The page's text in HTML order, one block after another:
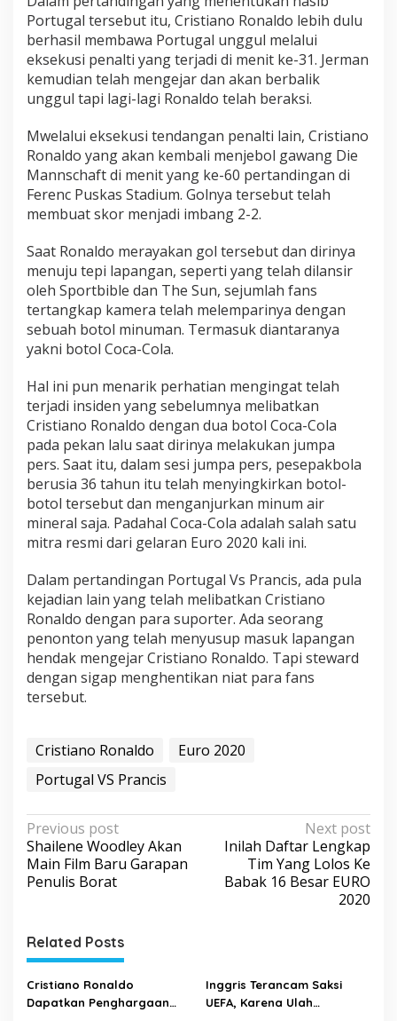
i
T
r
i
b
u
P
e
n
o
n
o
n
Portugal tersebut itu, Cristiano Ronaldo lebih dulu
berhasil membawa Portugal unggul melalui
eksekusi penalti yang terjadi di menit ke-31. Jerman
kemudian telah mengejar dan akan berbalik
unggul tapi lagi-lagi Ronaldo telah beraksi.
Mwelalui eksekusi tendangan penalti lain, Cristiano
Ronaldo yang akan kembali menjebol gawang Die
Mannschaft di menit yang ke-60 pertandingan di
Ferenc Puskas Stadium. Golnya tersebut telah
membuat skor menjadi imbang 2-2.
Saat Ronaldo merayakan gol tersebut dan dirinya
menuju tepi lapangan, seperti yang telah dilansir
oleh Sportbible dan The Sun, sejumlah fans
tertangkap kamera telah melemparinya dengan
sebuah botol minuman. Termasuk diantaranya
yakni botol Coca-Cola.
Hal ini pun menarik perhatian mengingat telah
terjadi insiden yang sebelumnya melibatkan
Cristiano Ronaldo dengan dua botol Coca-Cola
pada pekan lalu saat dirinya melakukan jumpa
pers. Saat itu, dalam sesi jumpa pers, pesepakbola
berusia 36 tahun itu telah menyingkirkan botol-
botol tersebut dan menganjurkan minum air
mineral saja. Padahal Coca-Cola adalah salah satu
mitra resmi dari gelaran Euro 2020 kali ini.
Dalam pertandingan Portugal Vs Prancis, ada pula
kejadian lain yang telah melibatkan Cristiano
Ronaldo dengan para suporter. Ada seorang
penonton yang telah menyusup masuk lapangan
hendak mengejar Cristiano Ronaldo. Tapi steward
dengan sigap menghentikan niat para fans
tersebut.
Cristiano Ronaldo
Euro 2020
Portugal VS Prancis
P
o
s
n
a
v
i
Previous post
Shailene Woodley Akan
Main Film Baru Garapan
Penulis Borat
Next post
Inilah Daftar Lengkap
Tim Yang Lolos Ke
Babak 16 Besar EURO
2020
Related Posts
Cristiano Ronaldo
Dapatkan Penghargaan
Inggris Terancam Saksi
UEFA, Karena Ulah